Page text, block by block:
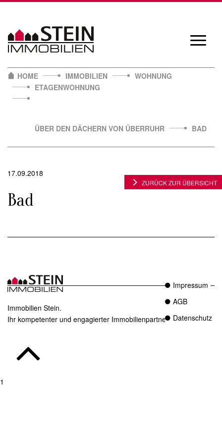
content
HOME
IMMOBILIEN
WOHNUNG
ETAGENWOHNUNG
ÜBER DEN DÄCHERN VON ÜBERRUHR BAD
17.09.2018
Bad
ZURÜCK ZUR ÜBERSICHT
Immobilien Stein.
Ihr kompetenter und engagierter Immobilienpartner in Essen.
Impressum
AGB
Datenschutz
1